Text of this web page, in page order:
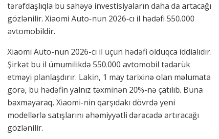
tərəfdaşlıqla bu sahəyə investisiyaların daha da artacağı
gözlənilir. Xiaomi Auto-nun 2026-cı il hədəfi 550.000
avtomobildir.
Xiaomi Auto-nun 2026-cı il üçün hədəfi olduqca iddialıdır.
Şirkət bu il ümumilikdə 550.000 avtomobil tədarük
etməyi planlaşdırır. Lakin, 1 may tarixinə olan məlumata
görə, bu hədəfin yalnız təxminən 20%-nə çatılıb. Buna
baxmayaraq, Xiaomi-nin qarşıdakı dövrdə yeni
modellərlə satışlarını əhəmiyyətli dərəcədə artıracağı
gözlənilir.